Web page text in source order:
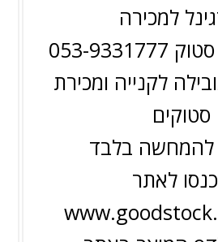
למכירה
לקנייה ומכירת
סטוקים
להמחשה בלבד
לאתר